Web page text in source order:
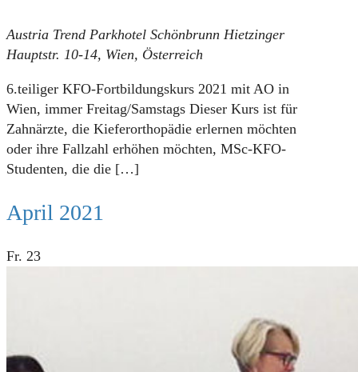
Austria Trend Parkhotel Schönbrunn Hietzinger
Hauptstr. 10-14, Wien, Österreich
6.teiliger KFO-Fortbildungskurs 2021 mit AO in
Wien, immer Freitag/Samstags Dieser Kurs ist für
Zahnärzte, die Kieferorthopädie erlernen möchten
oder ihre Fallzahl erhöhen möchten, MSc-KFO-
Studenten, die die […]
April 2021
Fr. 23